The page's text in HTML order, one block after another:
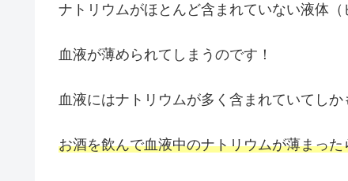
ナトリウムがほとんど含まれていない液体（
血液が薄められてしまうのです！
血液にはナトリウムが多く含まれていてし
お酒を飲んで血液中のナトリウムが薄まった